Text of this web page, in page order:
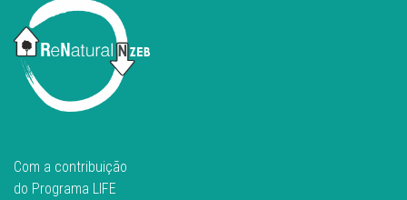
Com a contribuição
do Programa LIFE